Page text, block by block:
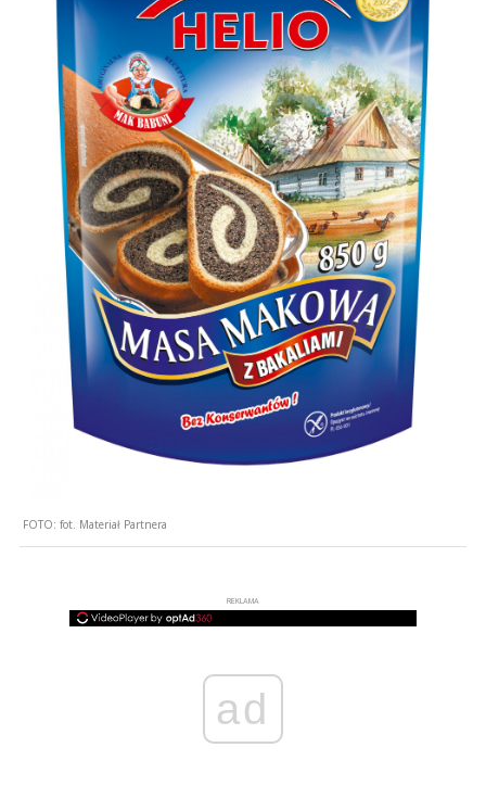
FOTO: fot. Materiał Partnera
REKLAMA
ad